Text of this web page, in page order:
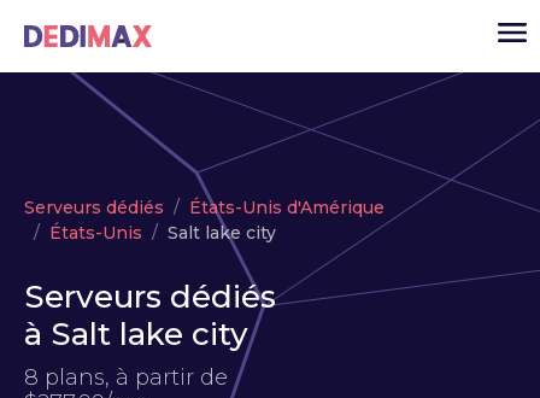
VPS
Serveurs dédiés
Serveurs dédiés
États-Unis d'Amérique
États-Unis
Salt lake city
Serveurs dédiés
à Salt lake city
8 plans, à partir de